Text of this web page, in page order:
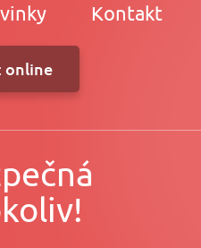
Kontakt
online